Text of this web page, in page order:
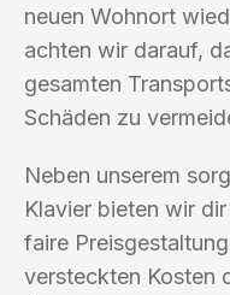
neuen Wohnort
achten wir darauf,
gesamten
Schäden zu
Neben unserem
Klavier bieten wir
faire
versteckten Kosten